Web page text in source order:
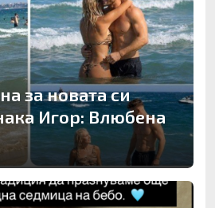
за новата си
Игор: Влюбена